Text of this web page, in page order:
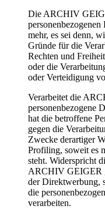
Die ARCHIV
mehr, es sei denn,
Gründe für die
Rechten und
oder die
oder Verteidigung
Verarbeitet die
personenbezogene
hat die betroffene
gegen die
Zwecke derartiger
Profiling, soweit es
steht. Widerspricht
ARCHIV GEIGER
der
die
verarbeiten.